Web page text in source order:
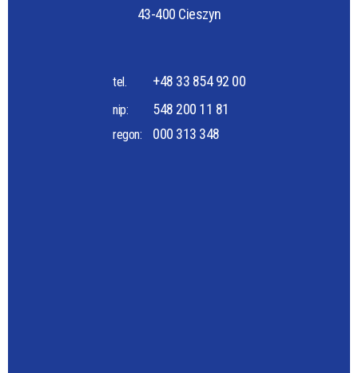
43-400 Cieszyn
tel. +48 33 854 92 00
nip: 548 200 11 81
regon: 000 313 348